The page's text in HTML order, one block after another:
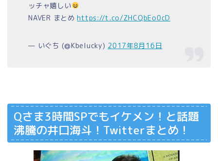
ッチャ嬉しい
NAVER まとめhttps://t.co/ZHCQbEo0cD
— いぐち (@Kbelucky) 2017年8月16日
Qさま3時間SPでもイケメン！と話題
沸騰の井口海斗！Twitterまとめ！